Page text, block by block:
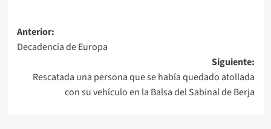
Navegación
de
entradas
Anterior:
Decadencia de Europa
Siguiente:
Rescatada una persona que se había quedado atollada
con su vehículo en la Balsa del Sabinal de Berja